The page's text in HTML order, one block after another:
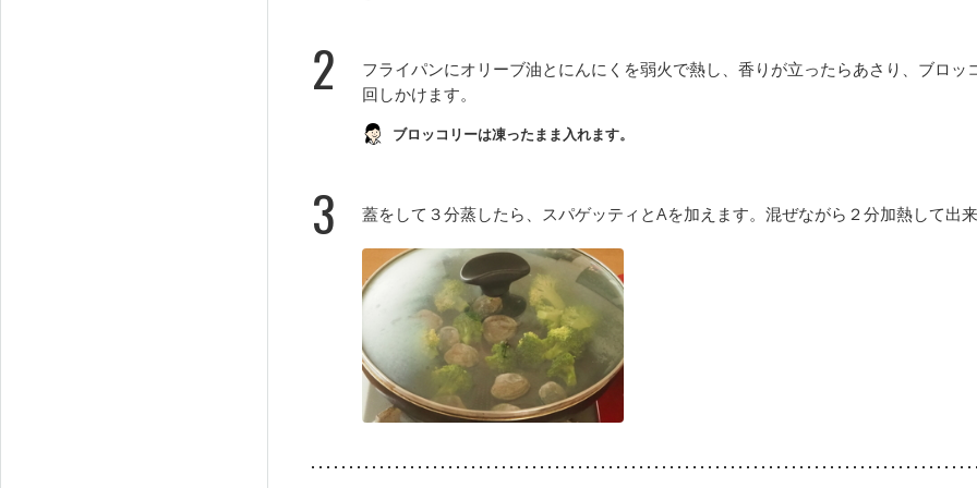
2
フライパンにオリーブ油とにんにくを弱火で熱し、香りが立ったらあさり、ブロッ
回しかけます。
ブロッコリーは凍ったまま入れます。
3 蓋をして３分蒸したら、スパゲッティとAを加えます。混ぜながら２分加熱して出来